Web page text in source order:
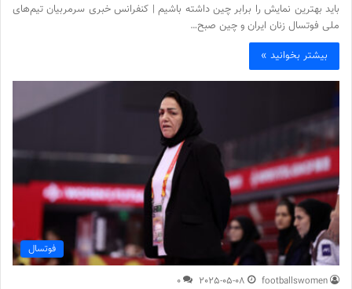
باید بهترین نمایش را برابر چین داشته باشیم | کنفرانس خبری سرمربیان تیم‌های
ملی فوتسال زنان ایران و چین صبح…
بیشتر بخوانید »
فوتسال
footballswomen
2025-05-08
0